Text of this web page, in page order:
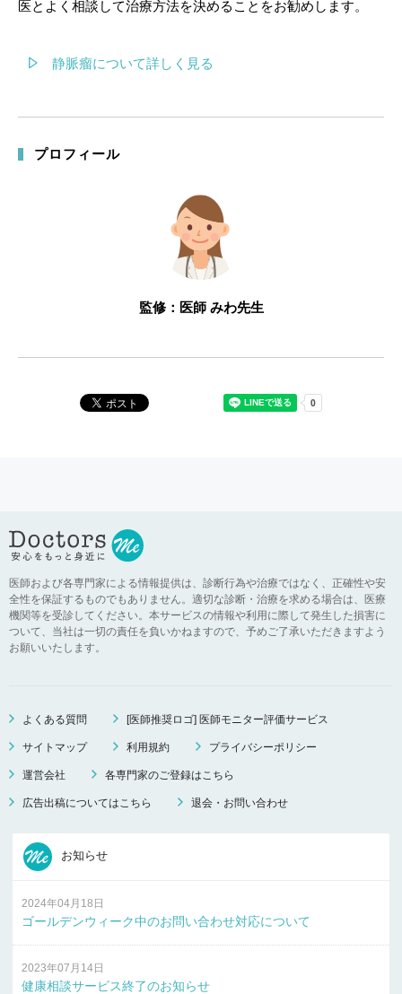
医とよく相談して治療方法を決めることをお勧めします。
静脈瘤について詳しく見る
プロフィール
監修：医師 みわ先生
医師および各専門家による情報提供は、診断行為や治療ではなく、正確性や安
全性を保証するものでもありません。適切な診断・治療を求める場合は、医療
機関等を受診してください。本サービスの情報や利用に際して発生した損害に
ついて、当社は一切の責任を負いかねますので、予めご了承いただきますよう
お願いいたします。
よくある質問 [医師推奨ロゴ] 医師モニター評価サービス
サイトマップ 利用規約 プライバシーポリシー
運営会社 各専門家のご登録はこちら
広告出稿についてはこちら 退会・お問い合わせ
お知らせ
2024年04月18日
ゴールデンウィーク中のお問い合わせ対応について
2023年07月14日
健康相談サービス終了のお知らせ